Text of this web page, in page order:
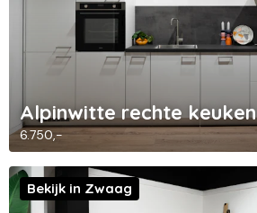
Alpinwitte rechte keuken
6.750,-
Bekijk in Zwaag